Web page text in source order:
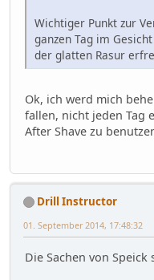
Wichtiger Punkt zur
ganzen Tag im
der glatten Rasur
Ok, ich werd mich
fallen, nicht jeden Tag
After Shave zu
Drill Instructor
01. September 2014, 17:48:32
Die Sachen von